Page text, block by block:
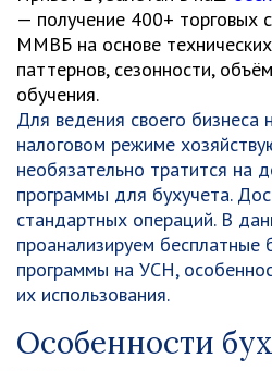
— получение 400+ торговых
ММВБ на основе
паттернов, сезонности,
обучения.
Для ведения своего бизнеса
налоговом режиме
необязательно тратится на
программы для бухучета.
стандартных операций. В
проанализируем бесплатные
программы на УСН,
их использования.
Особенности